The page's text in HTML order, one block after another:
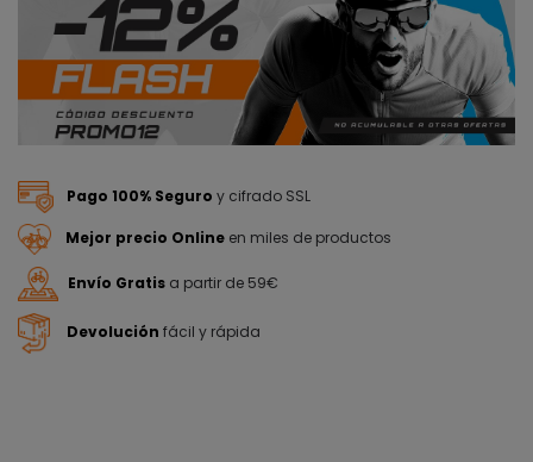
Pago 100% Seguro y cifrado SSL
Mejor precio Online en miles de productos
Envío Gratis a partir de 59€
Devolución fácil y rápida